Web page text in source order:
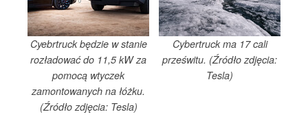
Cyebrtruck będzie w stanie
rozładować do 11,5 kW za
pomocą wtyczek
zamontowanych na łóżku.
(Źródło zdjęcia: Tesla)
Cybertruck ma 17 cali
prześwitu. (Źródło zdjęcia:
Tesla)